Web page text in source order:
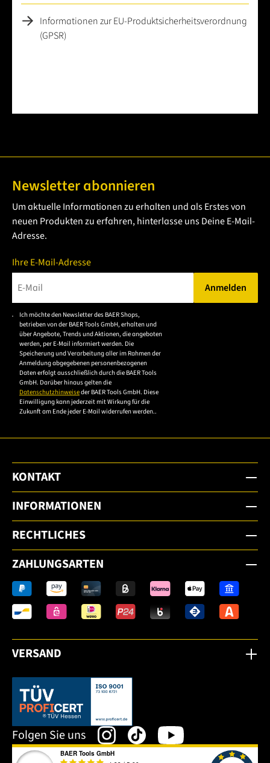
Informationen zur EU-Produktsicherheitsverordnung
(GPSR)
Newsletter abonnieren
Um aktuelle Informationen zu erhalten und als Erstes von
neuen Produkten zu erfahren, hinterlasse uns Deine E-Mail-
Adresse.
Ihre E-Mail-Adresse
Bitte geben Sie eine gültige E-Mail-Adresse ein.
Anmelden
Ich möchte den Newsletter des BAER Shops,
betrieben von der BAER Tools GmbH, erhalten und
über Angebote, Trends und Aktionen, die angeboten
werden, per E-Mail informiert werden. Die
Speicherung und Verarbeitung aller im Rahmen der
Anmeldung abgegebenen personenbezogenen
Daten erfolgt ausschließlich durch die BAER Tools
GmbH. Darüber hinaus gelten die
Datenschutzhinweiseder BAER Tools GmbH. Diese
Einwilligung kann jederzeit mit Wirkung für die
Zukunft am Ende jeder E-Mail widerrufen werden..
KONTAKT
INFORMATIONEN
RECHTLICHES
ZAHLUNGSARTEN
VERSAND
Dieser Link öffnet sich in einem neuen Tab.
Folgen Sie uns